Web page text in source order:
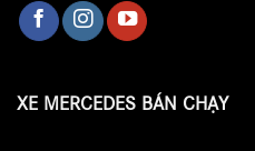
XE MERCEDES BÁN CHẠY